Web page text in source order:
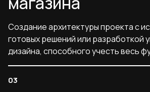
Создание архитектуры проекта с
готовых решений или разработкой
дизайна, способного учесть весь